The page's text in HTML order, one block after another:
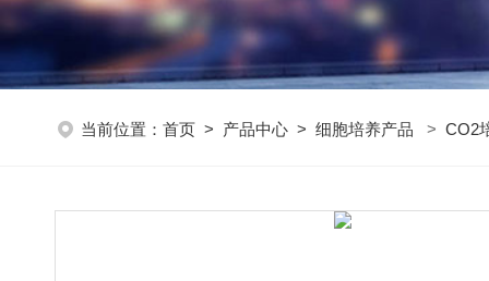
当前位置： 首页 > 产品中心 > 细胞培养产品 > CO2